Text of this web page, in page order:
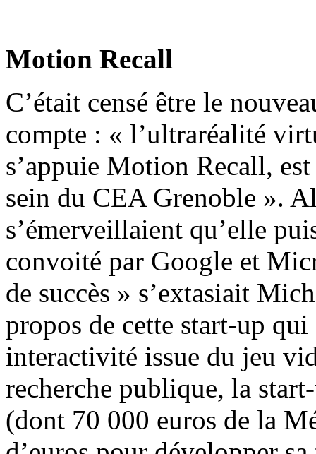
Motion Recall
C’était censé être le
compte : « l’ultraréalité
s’appuie Motion Recall,
sein du CEA Grenoble ».
s’émerveillaient qu’elle
convoité par Google et
de succès » s’extasiait
propos de cette start-up
interactivité issue du jeu
recherche publique, la
(dont 70 000 euros de la